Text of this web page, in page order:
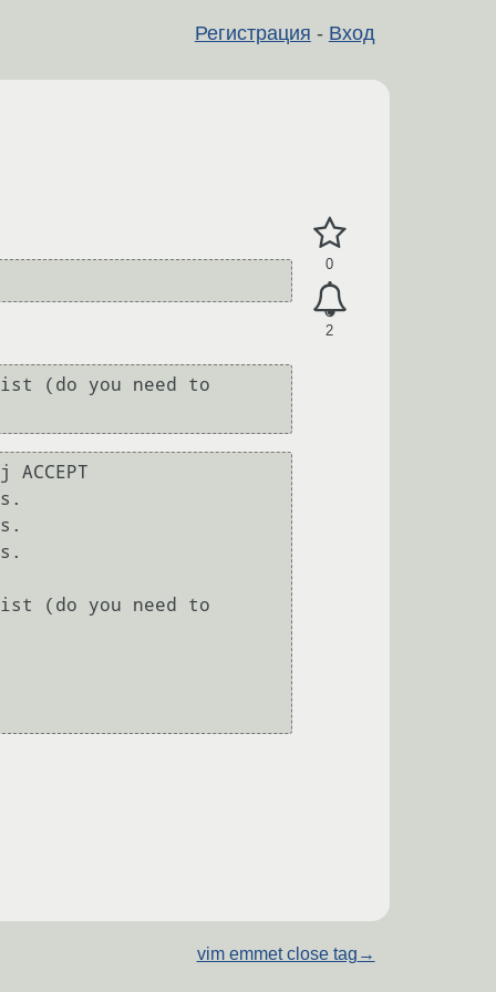
Регистрация - Вход
0
2
(do you need to
(do you need to
vim emmet close tag →